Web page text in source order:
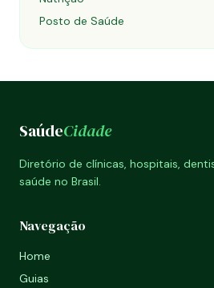
Posto de Saúde
SaúdeCidade
Diretório de clínicas, hospitais,
saúde no Brasil.
Navegação
Home
Guias